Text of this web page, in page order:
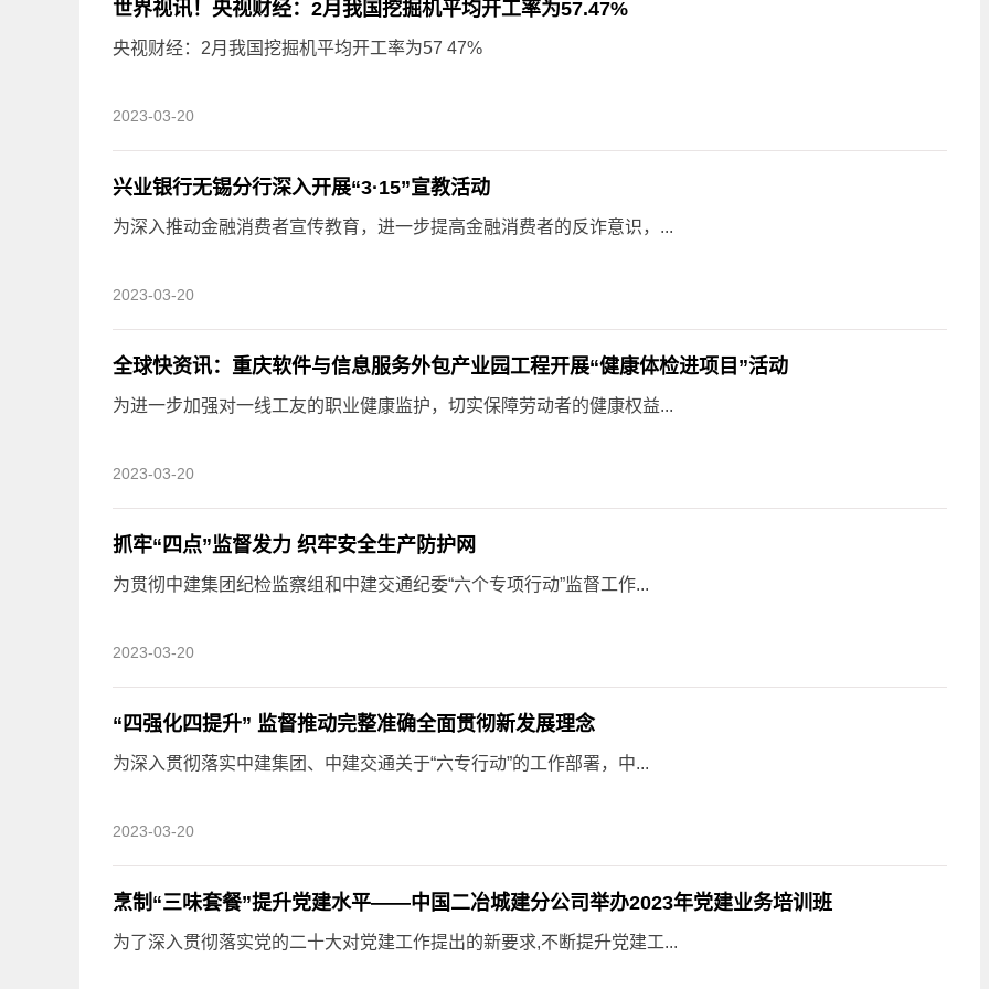
世界视讯！央视财经：2月我国挖掘机平均开工率为57.47%
央视财经：2月我国挖掘机平均开工率为57 47%
2023-03-20
兴业银行无锡分行深入开展“3·15”宣教活动
为深入推动金融消费者宣传教育，进一步提高金融消费者的反诈意识，...
2023-03-20
全球快资讯：重庆软件与信息服务外包产业园工程开展“健康体检进项目”活动
为进一步加强对一线工友的职业健康监护，切实保障劳动者的健康权益...
2023-03-20
抓牢“四点”监督发力 织牢安全生产防护网
为贯彻中建集团纪检监察组和中建交通纪委“六个专项行动”监督工作...
2023-03-20
“四强化四提升” 监督推动完整准确全面贯彻新发展理念
为深入贯彻落实中建集团、中建交通关于“六专行动”的工作部署，中...
2023-03-20
烹制“三味套餐”提升党建水平——中国二冶城建分公司举办2023年党建业务培训班
为了深入贯彻落实党的二十大对党建工作提出的新要求,不断提升党建工...